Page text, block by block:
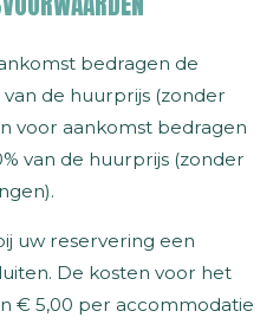
bedragen de
de huurprijs (zonder
voor aankomst bedragen
van de huurprijs (zonder
uw reservering een
De kosten voor het
€ 5,00 per accommodatie